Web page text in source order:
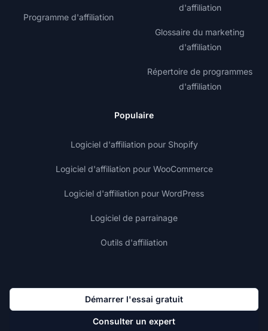
Programme d'affiliation
d'affiliation
Glossaire du marketing
d'affiliation
Répertoire de programmes
d'affiliation
Populaire
Logiciel d'affiliation pour Shopify
Logiciel d'affiliation pour WooCommerce
Logiciel d'affiliation pour WordPress
Logiciel de parrainage
Outils d'affiliation
Démarrer l'essai gratuit
Consulter un expert